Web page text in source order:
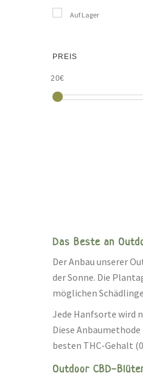
Auf Lager
PREIS
20€
Das Beste an
Der Anbau unserer
der Sonne. Die
möglichen
Jede Hanfsorte wird
Diese
besten THC-Gehalt
Outdoor CBD-